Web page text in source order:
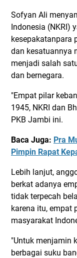
Sofyan Ali
Indonesia (NKRI)
kesepakatanpara
dan kesatuannya
menjadi salah
dan bernegara.
"Empat pilar
1945, NKRI dan
PKB Jambi ini.
Baca Juga: Pra
Pimpin Rapat
Lebih lanjut,
berkat adanya
tidak terpecah
karena itu, empat
masyarakat
"Untuk menjamin
berbagai suku